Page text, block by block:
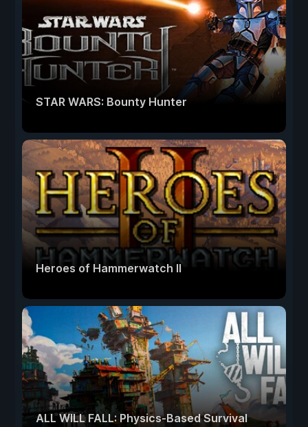
STAR WARS: Bounty Hunter
Heroes of Hammerwatch II
ALL WILL FALL: Physics-Based Survival